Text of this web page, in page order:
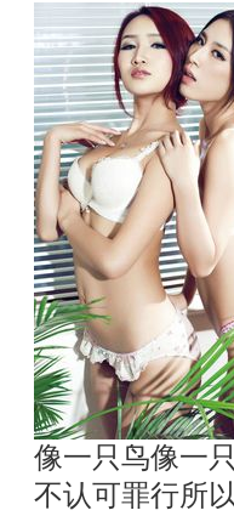
像一只鸟像一
不认可罪行所